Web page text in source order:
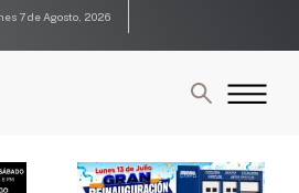
7 de Agosto, 2026